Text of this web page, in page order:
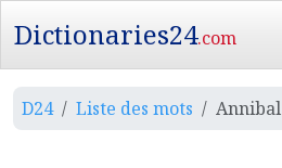
Dictionaries24.com
D24 Liste des mots Annibal